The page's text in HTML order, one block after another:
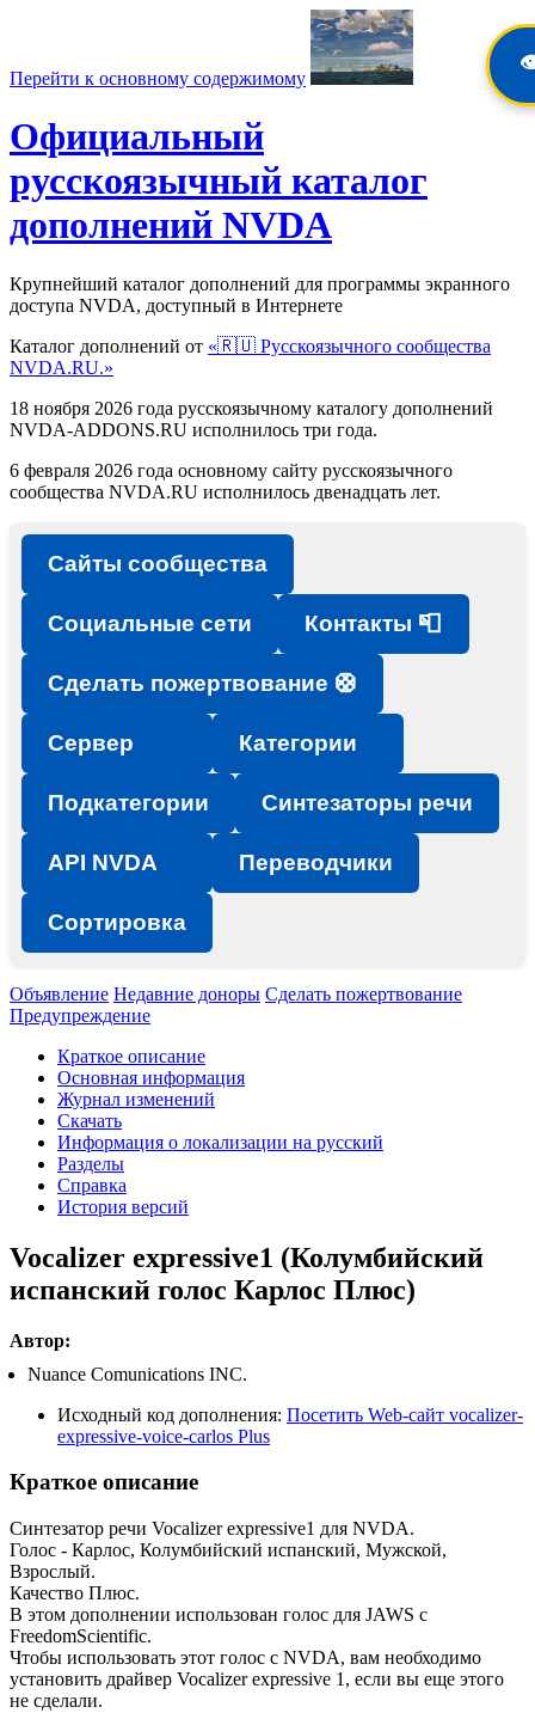
Перейти к основному содержимому
Официальный
русскоязычный каталог
дополнений NVDA
Крупнейший каталог дополнений для программы экранного
доступа NVDA, доступный в Интернете
Каталог дополнений от «🇷🇺 Русскоязычного сообщества
NVDA.RU.»
18 ноября 2026 года русскоязычному каталогу дополнений
NVDA-ADDONS.RU исполнилось три года.
6 февраля 2026 года основному сайту русскоязычного
сообщества NVDA.RU исполнилось двенадцать лет.
Сайты сообщества
Социальные сети Контакты 📮
Сделать пожертвование 🛟
Сервер Категории
Подкатегории Синтезаторы речи
API NVDA Переводчики
Сортировка
Объявление Недавние доноры Сделать пожертвование
Предупреждение
Краткое описание
Основная информация
Журнал изменений
Скачать
Информация о локализации на русский
Разделы
Справка
История версий
Vocalizer expressive1 (Колумбийский
испанский голос Карлос Плюс)
Автор:
Nuance Comunications INC.
Исходный код дополнения: Посетить Web-сайт vocalizer-
expressive-voice-carlos Plus
Краткое описание
Синтезатор речи Vocalizer expressive1 для NVDA.
Голос - Карлос, Колумбийский испанский, Мужской,
Взрослый.
Качество Плюс.
В этом дополнении использован голос для JAWS с
FreedomScientific.
Чтобы использовать этот голос с NVDA, вам необходимо
установить драйвер Vocalizer expressive 1, если вы еще этого
не сделали.